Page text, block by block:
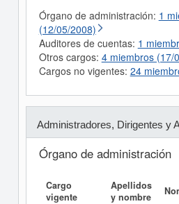
Órgano de administración: 1
(12/05/2008)
Auditores de cuentas: 1
Otros cargos: 4 miembros (17/
Cargos no vigentes: 24
Administradores, Dirigentes y
Órgano de administración
Cargo
vigente
Apellidos
y nombre